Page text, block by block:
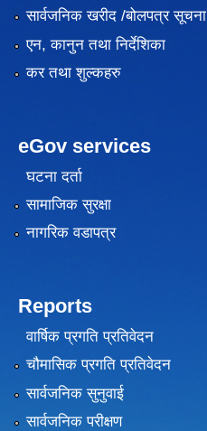
सार्वजनिक खरीद /बोलपत्र सूचना
एन, कानुन तथा निर्देशिका
कर तथा शुल्कहरु
eGov services
घटना दर्ता
सामाजिक सुरक्षा
नागरिक वडापत्र
Reports
वार्षिक प्रगति प्रतिवेदन
चौमासिक प्रगति प्रतिवेदन
सार्वजनिक सुनुवाई
सार्वजनिक परीक्षण